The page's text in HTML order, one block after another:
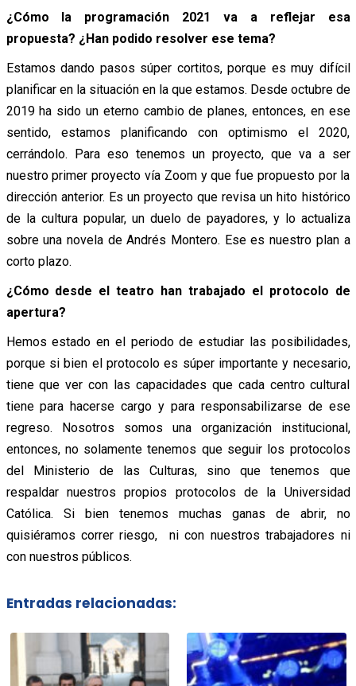
¿Cómo la programación 2021 va a reflejar esa
propuesta? ¿Han podido resolver ese tema?
Estamos dando pasos súper cortitos, porque es muy difícil
planificar en la situación en la que estamos. Desde octubre de
2019 ha sido un eterno cambio de planes, entonces, en ese
sentido, estamos planificando con optimismo el 2020,
cerrándolo. Para eso tenemos un proyecto, que va a ser
nuestro primer proyecto vía Zoom y que fue propuesto por la
dirección anterior. Es un proyecto que revisa un hito histórico
de la cultura popular, un duelo de payadores, y lo actualiza
sobre una novela de Andrés Montero. Ese es nuestro plan a
corto plazo.
¿Cómo desde el teatro han trabajado el protocolo de
apertura?
Hemos estado en el periodo de estudiar las posibilidades,
porque si bien el protocolo es súper importante y necesario,
tiene que ver con las capacidades que cada centro cultural
tiene para hacerse cargo y para responsabilizarse de ese
regreso. Nosotros somos una organización institucional,
entonces, no solamente tenemos que seguir los protocolos
del Ministerio de las Culturas, sino que tenemos que
respaldar nuestros propios protocolos de la Universidad
Católica. Si bien tenemos muchas ganas de abrir, no
quisiéramos correr riesgo, ni con nuestros trabajadores ni
con nuestros públicos.
Entradas relacionadas: